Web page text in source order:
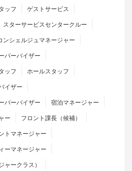
ッフ
ゲストサービス
スターサービスセンタークルー
ンシェルジュマネージャー
パーバイザー
ッフ
ホールスタッフ
イザー
パーバイザー
宿泊マネージャー
ー
フロント課長（候補）
トマネージャー
ーマネージャー
ャークラス）